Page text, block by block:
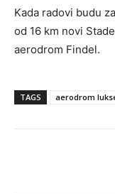
Kada radovi budu
od 16 km novi
aerodrom Findel.
TAGS aerodrom